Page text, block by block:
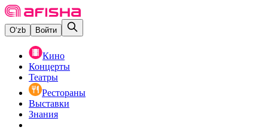
O‘zb Войти
Кино
Концерты
Театры
Рестораны
Выставки
Знания